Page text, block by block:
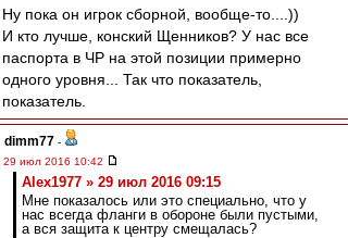
Ну пока он игрок сборной, вообще-то....))
И кто лучше, конский Щенников? У нас все
паспорта в ЧР на этой позиции примерно
одного уровня... Так что показатель,
показатель.
dimm77 -
29 июл 2016 10:42
Alex1977 » 29 июл 2016 09:15
Мне показалось или это специально, что у
нас всегда фланги в обороне были пустыми,
а вся защита к центру смещалась?